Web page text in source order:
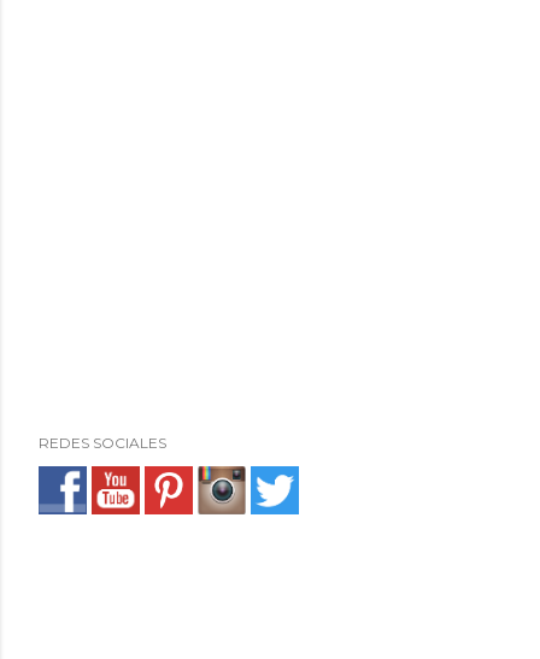
REDES SOCIALES